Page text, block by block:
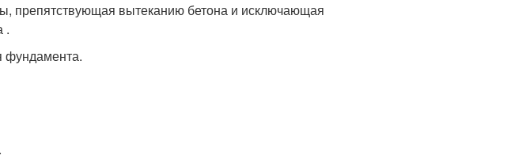
препятствующая вытеканию бетона и исключающая
.